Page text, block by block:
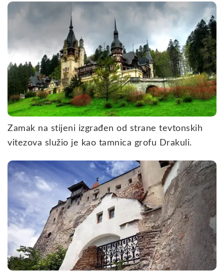
Zamak na stijeni izgrađen od strane tevtonskih
vitezova služio je kao tamnica grofu Drakuli.